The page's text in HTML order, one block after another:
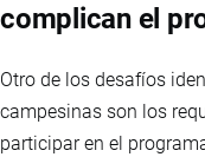
complican el
Otro de los desafíos
campesinas son los
participar en el